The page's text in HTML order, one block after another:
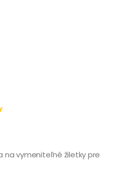
na vymeniteľné žiletky pre